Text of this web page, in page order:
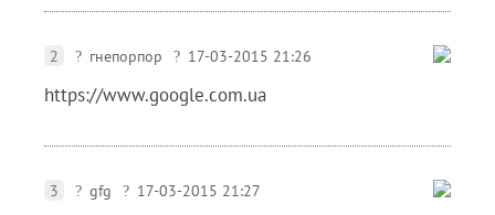
2 гнепорпор 17-03-2015 21:26
https://www.google.com.ua
3 gfg 17-03-2015 21:27